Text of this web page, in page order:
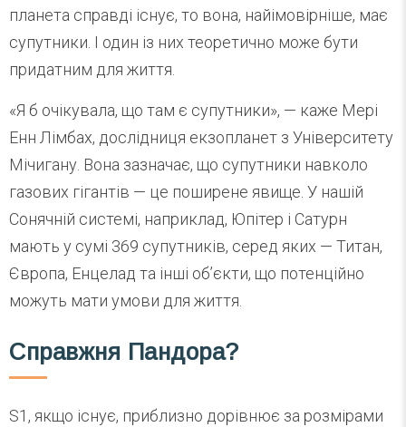
планета справді існує, то вона, найімовірніше, має
супутники. І один із них теоретично може бути
придатним для життя.
«Я б очікувала, що там є супутники», — каже Мері
Енн Лімбах, дослідниця екзопланет з Університету
Мічигану. Вона зазначає, що супутники навколо
газових гігантів — це поширене явище. У нашій
Сонячній системі, наприклад, Юпітер і Сатурн
мають у сумі 369 супутників, серед яких — Титан,
Європа, Енцелад та інші об’єкти, що потенційно
можуть мати умови для життя.
Справжня Пандора?
S1, якщо існує, приблизно дорівнює за розмірами